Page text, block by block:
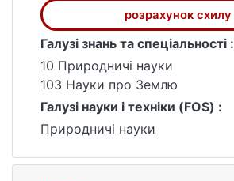
розрахунок схилу
Галузі знань та спеціальності :
10 Природничі науки
103 Науки про Землю
Галузі науки і техніки (FOS) :
Природничі науки